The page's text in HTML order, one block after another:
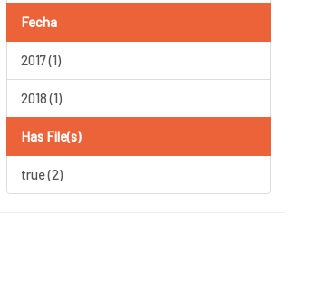
Fecha
2017 (1)
2018 (1)
Has File(s)
true (2)